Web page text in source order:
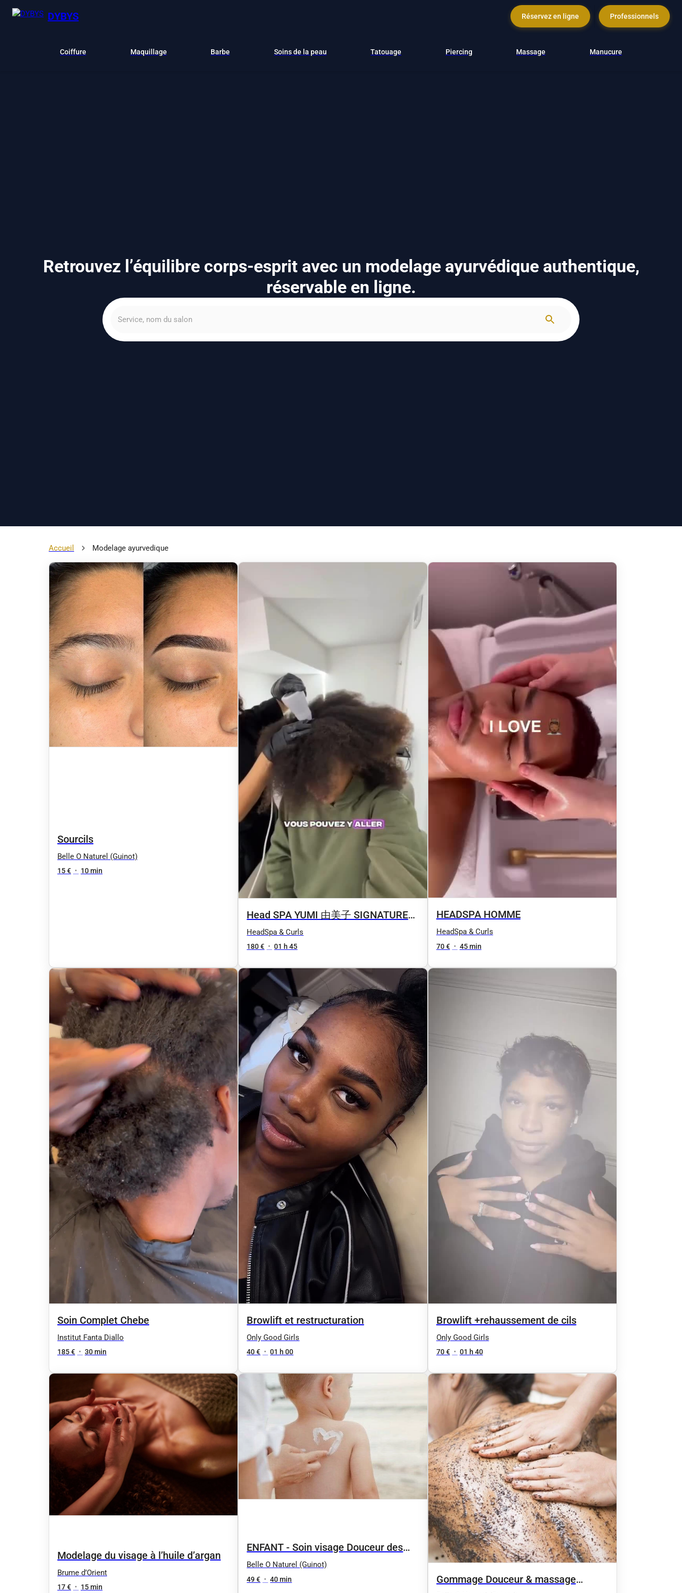
DYBYS Réservez en ligne Professionnels
Coiffure Maquillage Barbe Soins de la peau Tatouage Piercing Massage Manucure
Retrouvez l’équilibre corps-esprit avec un modelage ayurvédique authentique,
réservable en ligne.
Accueil Modelage ayurvedique
Sourcils
Belle O Naturel (Guinot)
15 € • 10 min
Head SPA YUMI 由美子 SIGNATURE
2.0 Luxury
HeadSpa & Curls
180 € • 01 h 45
HEADSPA HOMME
HeadSpa & Curls
70 € • 45 min
Soin Complet Chebe
Institut Fanta Diallo
185 € • 30 min
Browlift et restructuration
Only Good Girls
40 € • 01 h 00
Browlift +rehaussement de cils
Only Good Girls
70 € • 01 h 40
Modelage du visage à l’huile d’argan
Brume d’Orient
17 € • 15 min
ENFANT - Soin visage Douceur des
P’tites Canailles DE 6 À 12 ANS
Belle O Naturel (Guinot)
49 € • 40 min
Gommage Douceur & massage